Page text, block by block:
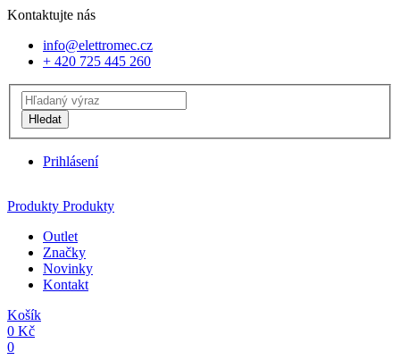
Kontaktujte nás
info@elettromec.cz
+ 420 725 445 260
Hledat
Prihlásení
Produkty Produkty
Outlet
Značky
Novinky
Kontakt
Košík
0 Kč
0